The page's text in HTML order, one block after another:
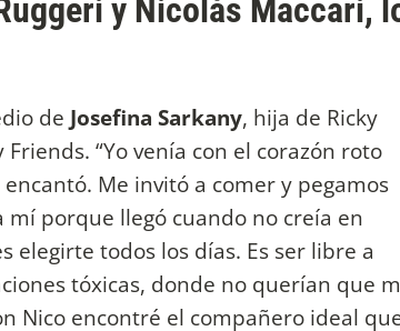
y Nicolás Maccari,
de Josefina Sarkany, hija de Ricky
“Yo venía con el corazón roto
Me invitó a comer y pegamos
porque llegó cuando no creía en
elegirte todos los días. Es ser libre a
tóxicas, donde no querían que
Nico encontré el compañero ideal